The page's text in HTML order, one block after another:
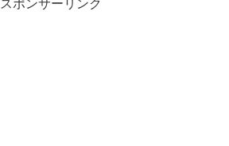
スポンサーリンク